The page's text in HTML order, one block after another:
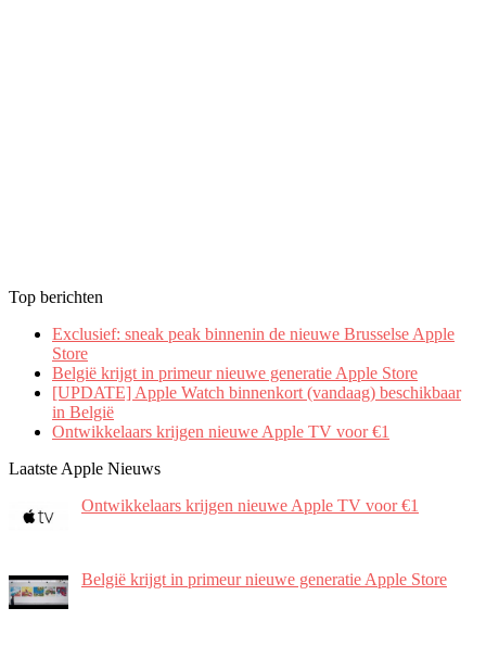
Top berichten
Exclusief: sneak peak binnenin de nieuwe Brusselse Apple
Store
België krijgt in primeur nieuwe generatie Apple Store
[UPDATE] Apple Watch binnenkort (vandaag) beschikbaar
in België
Ontwikkelaars krijgen nieuwe Apple TV voor €1
Laatste Apple Nieuws
Ontwikkelaars krijgen nieuwe Apple TV voor €1
België krijgt in primeur nieuwe generatie Apple Store